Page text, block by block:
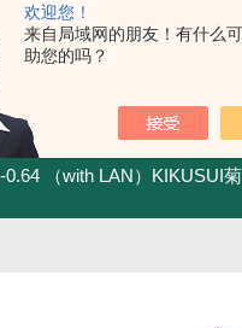
欢迎您！
来自局域网的朋友！有什么
助您的吗？
（with LAN）KIKUSUI菊水直流电源-四象